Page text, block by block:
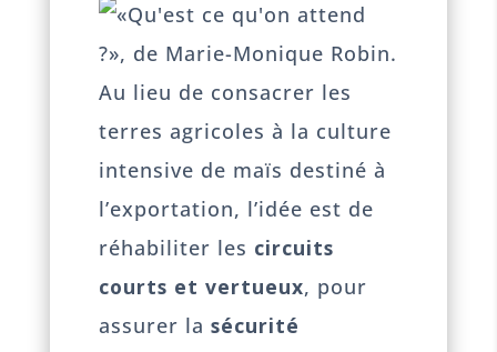
Au lieu de consacrer les
terres agricoles à la culture
intensive de maïs destiné à
l’exportation, l’idée est de
réhabiliter les circuits
courts et vertueux, pour
assurer lasécurité